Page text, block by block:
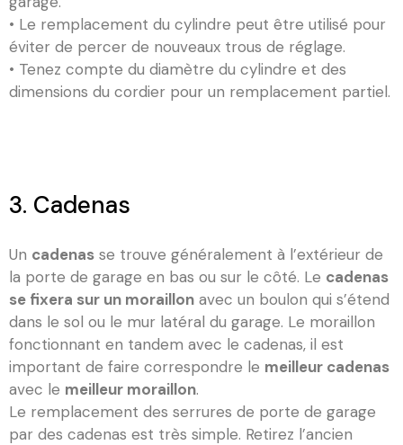
• Le remplacement du cylindre peut être utilisé pour
éviter de percer de nouveaux trous de réglage.
• Tenez compte du diamètre du cylindre et des
dimensions du cordier pour un remplacement partiel.
3. Cadenas
Un cadenas se trouve généralement à l’extérieur de
la porte de garage en bas ou sur le côté. Le cadenas
se fixera sur un moraillon avec un boulon qui s’étend
dans le sol ou le mur latéral du garage. Le moraillon
fonctionnant en tandem avec le cadenas, il est
important de faire correspondre le meilleur cadenas
avec le meilleur moraillon.
Le remplacement des serrures de porte de garage
par des cadenas est très simple. Retirez l’ancien